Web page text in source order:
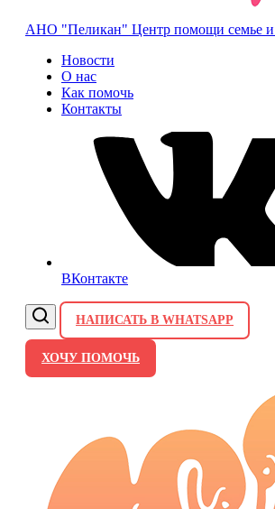
АНО "Пеликан" Центр помощи семье и
Новости
О нас
Как помочь
Контакты
ВКонтакте
НАПИСАТЬ В WHATSAPP
ХОЧУ ПОМОЧЬ